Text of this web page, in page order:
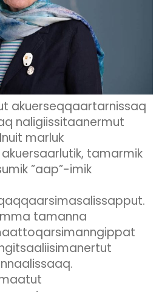
akuerseqqaartarnissaq
naligiissitaanermut
marluk
tamarmik
”aap”-imik
tamanna